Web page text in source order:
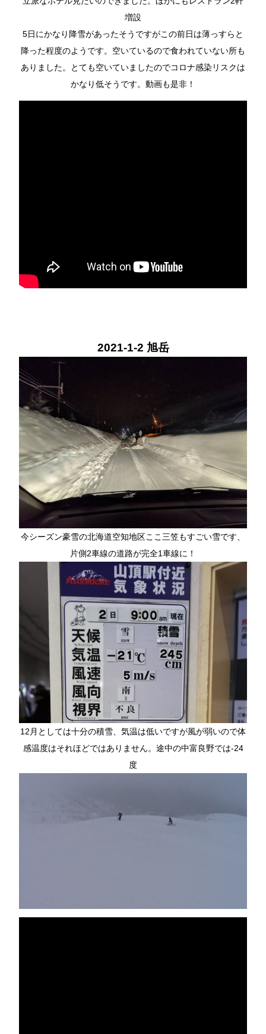
増設
5日にかなり降雪があったそうですがこの前日は薄っすらと
降った程度のようです。空いているので食われていない所も
ありました。とても空いていましたのでコロナ感染リスクは
かなり低そうです。動画も是非！
2021-1-2 旭岳
今シーズン豪雪の北海道空知地区ここ三笠もすごい雪です、
片側2車線の道路が完全1車線に！
12月としては十分の積雪、気温は低いですが風が弱いので体
感温度はそれほどではありません。途中の中富良野では-24
度